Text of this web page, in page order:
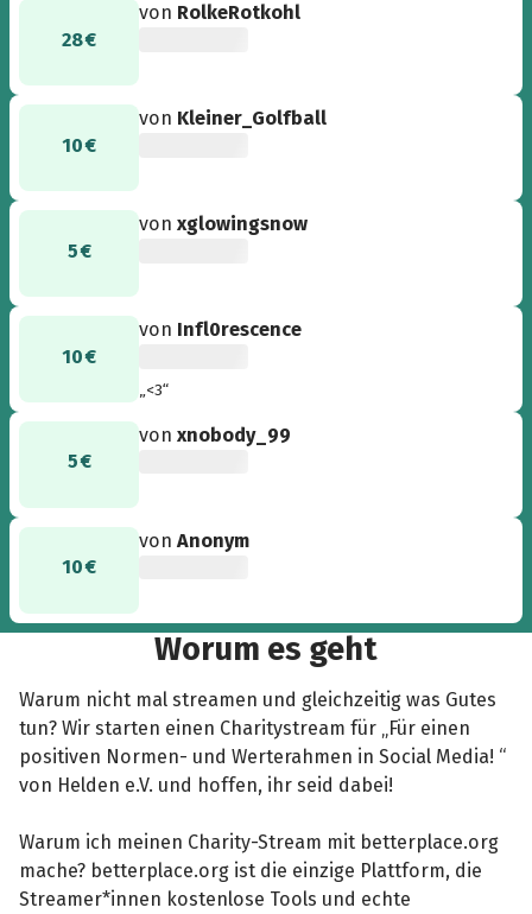
28 €
von RolkeRotkohl
10 €
von Kleiner_Golfball
5 €
vonxglowingsnow
10 €
von Infl0rescence
„<3“
5 €
vonxnobody_99
10 €
vonAnonym
Worum es geht
Warum nicht mal streamen und gleichzeitig was Gutes
tun? Wir starten einen Charitystream für „Für einen
positiven Normen- und Werterahmen in Social Media! “
von Helden e.V. und hoffen, ihr seid dabei!
Warum ich meinen Charity-Stream mit betterplace.org
mache? betterplace.org ist die einzige Plattform, die
Streamer*innen kostenlose Tools und echte